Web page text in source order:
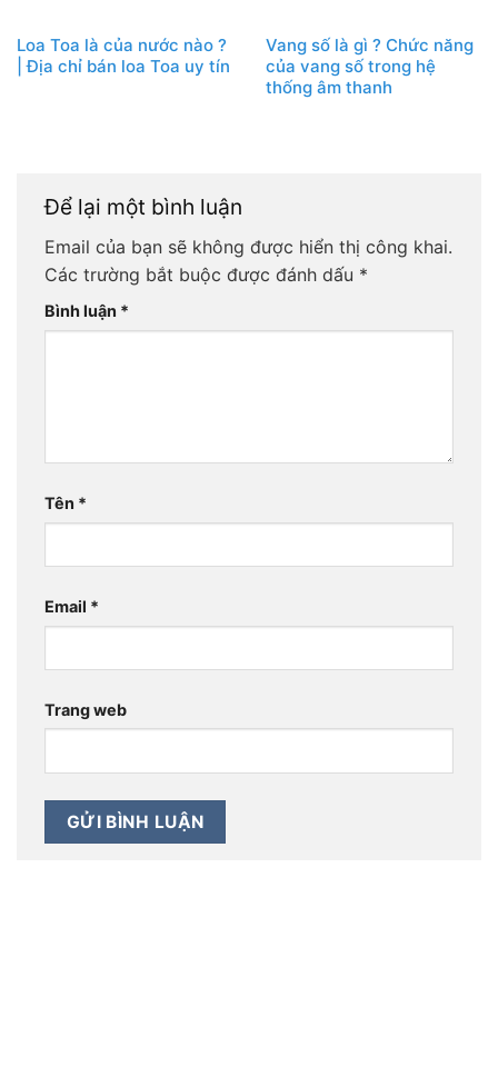
Loa Toa là của nước nào ?
| Địa chỉ bán loa Toa uy tín
Vang số là gì ? Chức năng
của vang số trong hệ
thống âm thanh
Để lại một bình luận
Email của bạn sẽ không được hiển thị công khai.
Các trường bắt buộc được đánh dấu *
Bình luận *
Tên *
Email *
Trang web